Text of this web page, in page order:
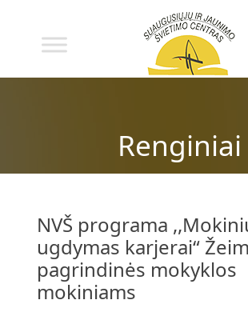
Renginiai
NVŠ programa
ugdymas karjerai“
pagrindinės mokyklos
mokiniams